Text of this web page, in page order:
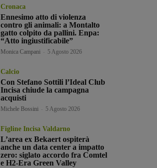
Cronaca
Ennesimo atto di violenza
contro gli animali: a Montalto
gatto colpito da pallini. Enpa:
“Atto ingiustificabile”
Monica Campani 5 Agosto 2026
Calcio
Con Stefano Sottili l’Ideal Club
Incisa chiude la campagna
acquisti
Michele Bossini 5 Agosto 2026
Figline Incisa Valdarno
L’area ex Bekaert ospiterà
anche un data center a impatto
zero: siglato accordo fra Comtel
e H2-Era Green Valley